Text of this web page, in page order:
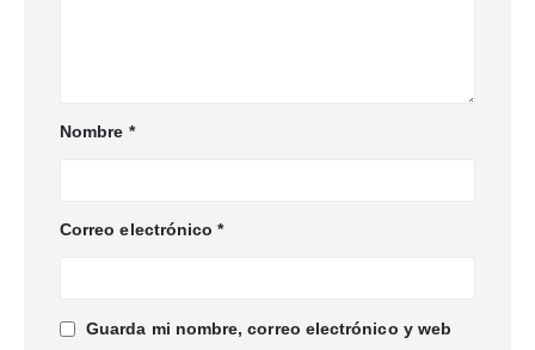
Nombre *
Correo electrónico*
Guarda mi nombre, correo electrónico y web